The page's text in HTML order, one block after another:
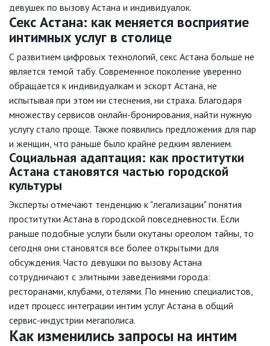
девушек по вызову Астана и индивидуалок.
Секс Астана: как меняется восприятие
интимных услуг в столице
С развитием цифровых технологий, секс Астана больше не
является темой табу. Современное поколение уверенно
обращается к индивидуалкам и эскорт Астана, не
испытывая при этом ни стеснения, ни страха. Благодаря
множеству сервисов онлайн-бронирования, найти нужную
услугу стало проще. Также появились предложения для пар
и женщин, что раньше было крайне редким явлением.
Социальная адаптация: как проститутки
Астана становятся частью городской
культуры
Эксперты отмечают тенденцию к "легализации" понятия
проститутки Астана в городской повседневности. Если
раньше подобные услуги были окутаны ореолом тайны, то
сегодня они становятся все более открытыми для
обсуждения. Часто девушки по вызову Астана
сотрудничают с элитными заведениями города:
ресторанами, клубами, отелями. По мнению специалистов,
идет процесс интеграции интим услуг Астана в общий
сервис-индустрии мегаполиса.
Как изменились запросы на интим